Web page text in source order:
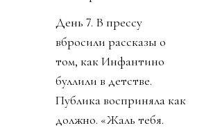
День 7. В прессу
вбросили рассказы о
том, как Инфантино
буллили в детстве.
Публика восприняла как
должно. «Жаль тебя.